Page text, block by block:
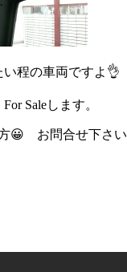
程の車両ですよ👌
Saleします。
😀 お問合せ下さい